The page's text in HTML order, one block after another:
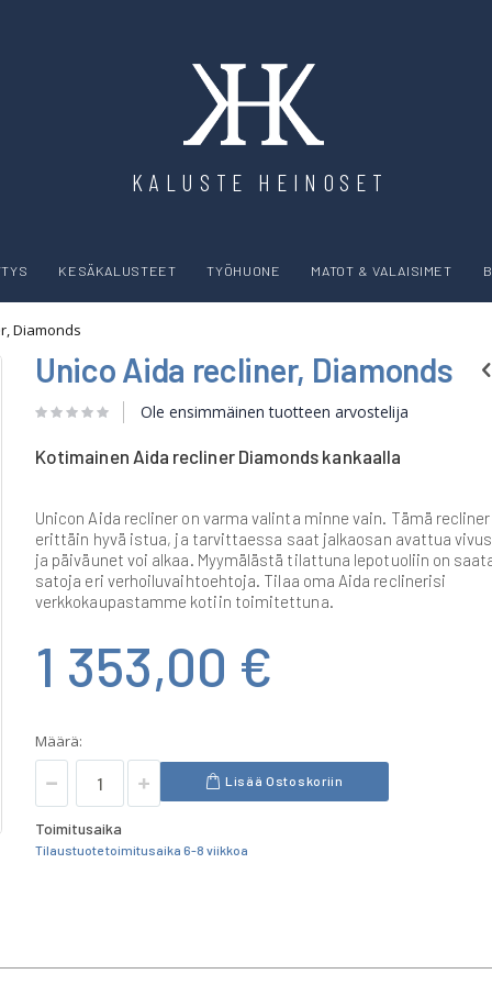
KALUSTE HEINOSET
KESÄKALUSTEET TYÖHUONE MATOT & VALAISIMET
Diamonds
Unico Aida recliner, Diamonds
Ole ensimmäinen tuotteen arvostelija
Kotimainen Aida recliner Diamonds kankaalla
Unicon Aida recliner on varma valinta minne vain. Tämä
erittäin hyvä istua, ja tarvittaessa saat jalkaosan avattua
ja päiväunet voi alkaa. Myymälästä tilattuna lepotuoliin on
satoja eri verhoiluvaihtoehtoja. Tilaa oma Aida reclinerisi
verkkokaupastamme kotiin toimitettuna.
1 353,00 €
Määrä:
Lisää Ostoskoriin
Toimitusaika
Tilaustuote toimitusaika 6-8 viikkoa